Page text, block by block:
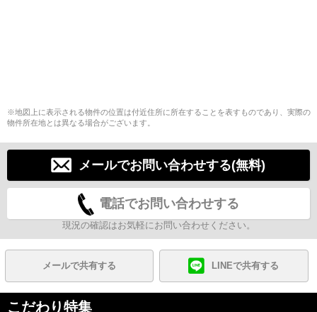
※地図上に表示される物件の位置は付近住所に所在することを表すものであり、実際の
物件所在地とは異なる場合がございます。
メールでお問い合わせする(無料)
電話でお問い合わせする
現況の確認はお気軽にお問い合わせください。
メールで共有する LINEで共有する
こだわり特集